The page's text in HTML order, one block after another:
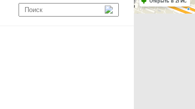
Лицензионное соглашение
работы Raster JS API нужен ключ. Помощь: api@2gis.ru
Открыть в 2ГИС